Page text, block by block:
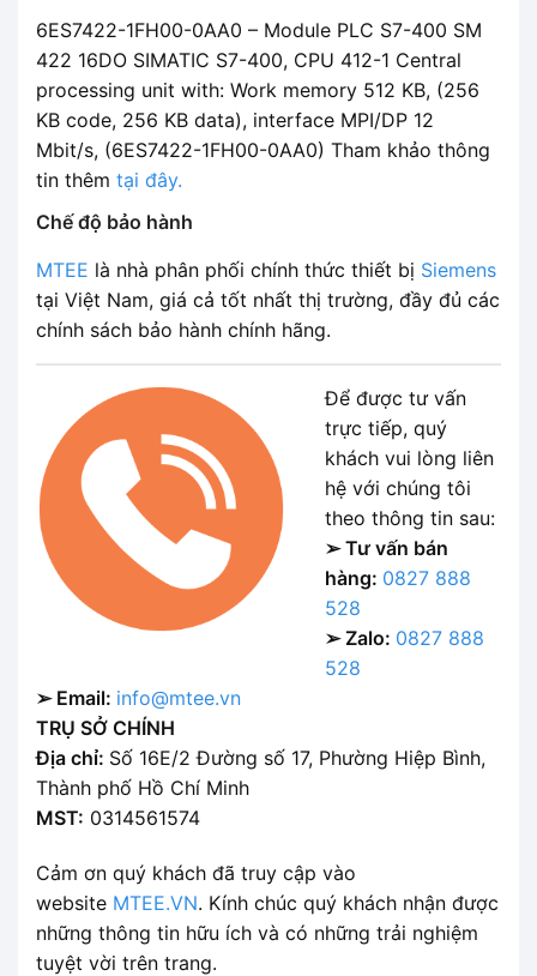
6ES7422-1FH00-0AA0 – Module PLC S7-400 SM
422 16DO SIMATIC S7-400, CPU 412-1 Central
processing unit with: Work memory 512 KB, (256
KB code, 256 KB data), interface MPI/DP 12
Mbit/s, (6ES7422-1FH00-0AA0) Tham khảo thông
tin thêm tại đây.
Chế độ bảo hành
MTEE là nhà phân phối chính thức thiết bị Siemens
tại Việt Nam, giá cả tốt nhất thị trường, đầy đủ các
chính sách bảo hành chính hãng.
Để được tư vấn
trực tiếp, quý
khách vui lòng liên
hệ với chúng tôi
theo thông tin sau:
➢ Tư vấn bán
hàng: 0827 888
528
➢ Zalo: 0827 888
528
➢ Email: info@mtee.vn
TRỤ SỞ CHÍNH
Địa chỉ: Số 16E/2 Đường số 17, Phường Hiệp Bình,
Thành phố Hồ Chí Minh
MST: 0314561574
Cảm ơn quý khách đã truy cập vào
website MTEE.VN. Kính chúc quý khách nhận được
những thông tin hữu ích và có những trải nghiệm
tuyệt vời trên trang.